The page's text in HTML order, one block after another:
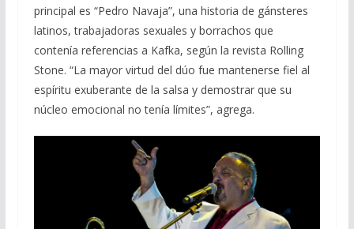
principal es “Pedro Navaja”, una historia de gánsteres
latinos, trabajadoras sexuales y borrachos que
contenía referencias a Kafka, según la revista Rolling
Stone. “La mayor virtud del dúo fue mantenerse fiel al
espíritu exuberante de la salsa y demostrar que su
núcleo emocional no tenía límites”, agrega.